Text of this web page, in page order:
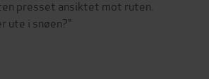
presset ansiktet mot ruten.
ute i snøen?"